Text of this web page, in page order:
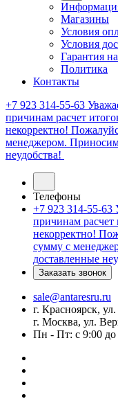
Магазины
Условия
Условия
Гарантия
Политика
Контакты
+7 923 314-55-63
причинам расчет
некорректно!
менеджером.
неудобства!
Телефоны
+7 923 314-55-63
причинам расчет
некорректно!
сумму с
доставленные
Заказать звонок
sale@antaresru.ru
г. Красноярск,
г. Москва, ул.
Пн - Пт: с 9:00 до